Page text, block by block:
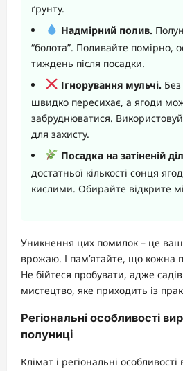
ґрунту.
Надмірний полив.
“болота”. Поливайте помірно,
тиждень після посадки.
Ігнорування мульчі.
швидко пересихає, а ягоди
забруднюватися.
для захисту.
Посадка на затіненій
достатньої кількості сонця
кислими. Обирайте відкрите
Уникнення цих помилок – це
врожаю. І пам’ятайте, що кожна
Не бійтеся пробувати, адже
мистецтво, яке приходить із
Регіональні особливості
полуниці
Клімат і регіональні